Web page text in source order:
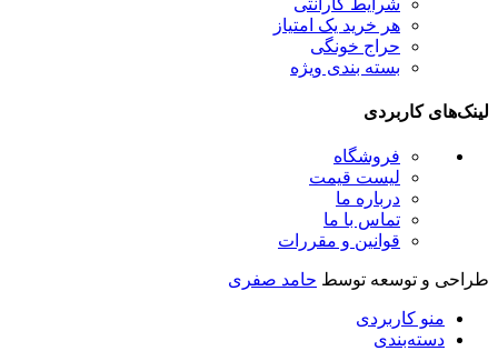
هر خرید یک امتیاز
حراج خونگی
بسته بندی ویژه
کاربردی
فروشگاه
لیست قیمت
درباره ما
تماس با ما
قوانین و مقررات
و توسعه توسطحامد صفری
منو کاربردی
دسته‌بندی